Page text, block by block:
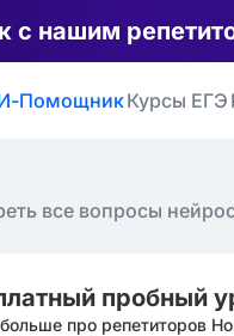
с нашим
ПомощникКурсы ЕГЭ
все вопросы
пробный
про репетиторов